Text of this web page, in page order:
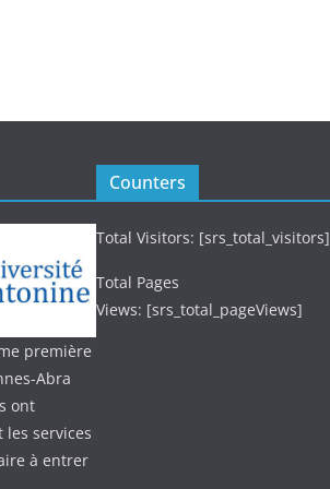
première
Abra
ont
services
à entrer
Counters
Total Visitors: [srs_total_visitors]
Total Pages
Views: [srs_total_pageViews]